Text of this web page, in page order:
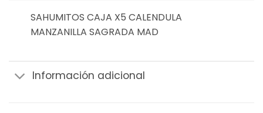
SAHUMITOS CAJA X5 CALENDULA
MANZANILLA SAGRADA MAD
Información adicional